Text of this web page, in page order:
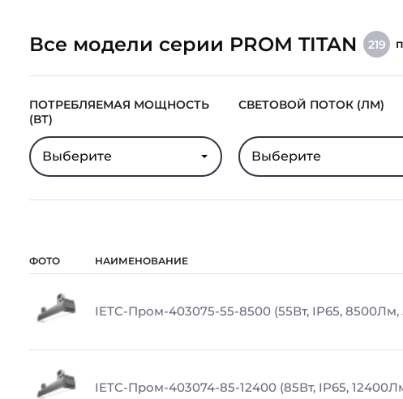
Все модели серии PROM TITAN 219
ПОТРЕБЛЯЕМАЯ МОЩНОСТЬ
(ВТ)
Выберите
СВЕТОВОЙ ПОТОК (ЛМ)
Выберите
ФОТО НАИМЕНОВАНИЕ
IETC-Пром-403075-55-8500 (55Вт, IP65, 8500Лм,
IETC-Пром-403074-85-12400 (85Вт, IP65,